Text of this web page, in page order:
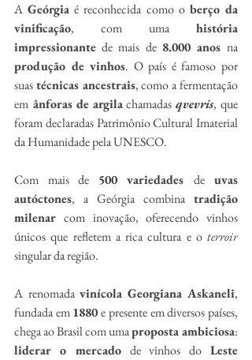
A Geórgia é reconhecida como o berço da
vinificação, com uma história
impressionante de mais de 8.000 anos na
produção de vinhos. O país é famoso por
suas técnicas ancestrais, como a fermentação
em ânforas de argila chamadas qvevris, que
foram declaradas Patrimônio Cultural Imaterial
da Humanidade pela UNESCO.
Com mais de 500 variedades de uvas
autóctones, a Geórgia combina tradição
milenar com inovação, oferecendo vinhos
únicos que refletem a rica cultura e o terroir
singular da região.
A renomada vinícola Georgiana Askaneli,
fundada em 1880 e presente em diversos países,
chega ao Brasil com uma proposta ambiciosa
liderar o mercado de vinhos do Leste